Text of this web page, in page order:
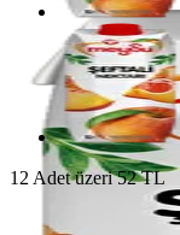
12 Adet üzeri 52 TL